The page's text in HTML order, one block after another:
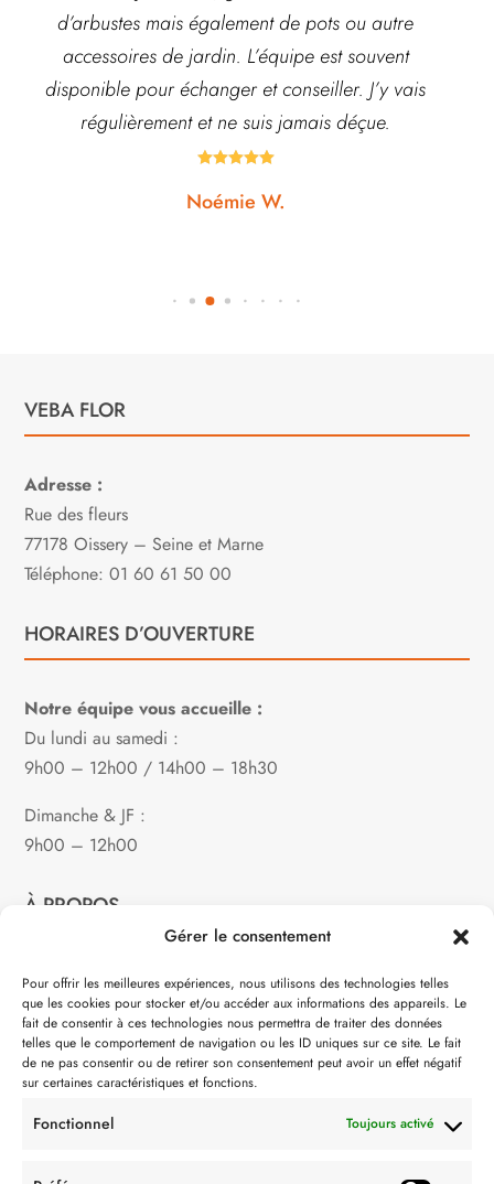
Gérer le consentement
Pour offrir les meilleures expériences, nous utilisons des technologies telles
que les cookies pour stocker et/ou accéder aux informations des appareils. Le
fait de consentir à ces technologies nous permettra de traiter des données
telles que le comportement de navigation ou les ID uniques sur ce site. Le fait
de ne pas consentir ou de retirer son consentement peut avoir un effet négatif
sur certaines caractéristiques et fonctions.
Fonctionnel Toujours activé
d’arbustes mais également de pots ou autre
accessoires de jardin. L’équipe est souvent
disponible pour échanger et conseiller. J’y vais
régulièrement et ne suis jamais déçue.

Noémie W.
VEBA FLOR
Adresse :
Rue des fleurs
77178 Oissery – Seine et Marne
Téléphone: 01 60 61 50 00
HORAIRES D’OUVERTURE
Notre équipe vous accueille :
Du lundi au samedi :
9h00 – 12h00 / 14h00 – 18h30
Dimanche & JF :
9h00 – 12h00
À PROPOS
Notre philosophie
Contact
Partenaire de: